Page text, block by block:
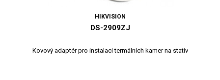
HIKVISION
DS-2909ZJ
Kovový adaptér pro instalaci termálních kamer na stativ